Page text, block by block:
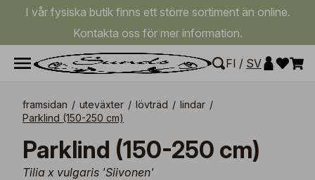
I vår fysiska butik finns ett större sortiment än online.
Kontakta oss för mer information.
FI / SV
framsidan / uteväxter / lövträd / lindar /
Parklind (150-250 cm)
Parklind (150-250 cm)
Tilia x vulgaris 'Siivonen'